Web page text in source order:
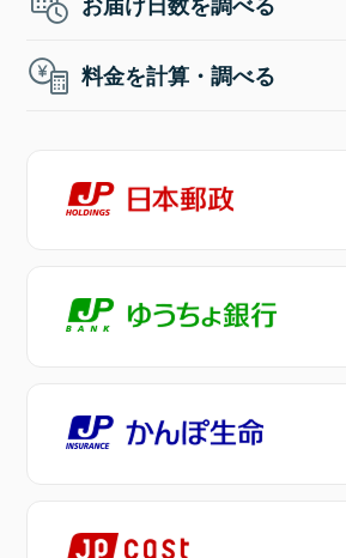
料金を計算・調べる